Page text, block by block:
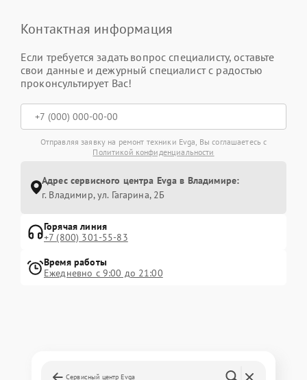
Контактная информация
Если требуется задать вопрос специалисту, оставьте
свои данные и дежурный специалист с радостью
проконсультирует Вас!
Отправляя заявку на ремонт техники Evga, Вы соглашаетесь с
Политикой конфиденциальности
Адрес сервисного центра Evga в Владимире:
г. Владимир, ул. Гагарина, 2Б
Горячая линия
+7 (800) 301-55-83
Время работы
Ежедневно с 9:00 до 21:00
Сервисный центр Evga